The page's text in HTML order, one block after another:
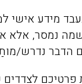
מידע אישי
נמסר, אלא
נדרש/
לצדדים